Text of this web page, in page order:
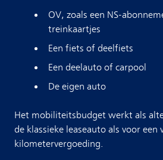
OV, zoals een NS-
treinkaartjes
Een fiets of deelfiets
Een deelauto of carpool
De eigen auto
Het mobiliteitsbudget werkt als
de klassieke leaseauto als voor een
kilometervergoeding.